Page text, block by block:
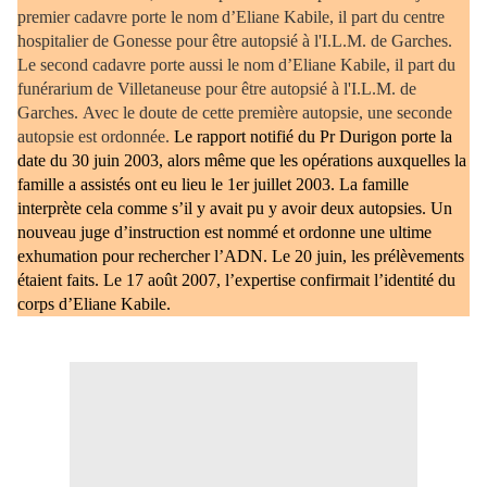
premier cadavre porte le nom d’Eliane Kabile, il part du centre
hospitalier de Gonesse pour être autopsié à l'I.L.M. de Garches.
Le second cadavre porte aussi le nom d’Eliane Kabile, il part du
funérarium de Villetaneuse pour être autopsié à l'I.L.M. de
Garches. Avec le doute de cette première autopsie, une seconde
autopsie est ordonnée. Le rapport notifié du Pr Durigon porte la
date du 30 juin 2003, alors même que les opérations auxquelles la
famille a assistés ont eu lieu le 1er juillet 2003. La famille
interprète cela comme s’il y avait pu y avoir deux autopsies. Un
nouveau juge d’instruction est nommé et ordonne une ultime
exhumation pour rechercher l’ADN. Le 20 juin, les prélèvements
étaient faits. Le 17 août 2007, l’expertise confirmait l’identité du
corps d’Eliane Kabile.